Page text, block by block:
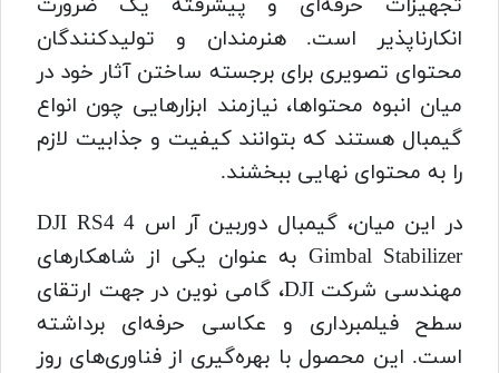
انکارناپذیر است. هنرمندان و تولیدکنندگان
محتوای تصویری برای برجسته ساختن آثار خود در
میان انبوه محتواها، نیازمند ابزارهایی چون انواع
گیمبال هستند که بتوانند کیفیت و جذابیت لازم
را به محتوای نهایی ببخشند.
در این میان، گیمبال دوربین آر اس 4 DJI RS4
Gimbal Stabilizer به عنوان یکی از شاهکارهای
مهندسی شرکت DJI، گامی نوین در جهت ارتقای
سطح فیلمبرداری و عکاسی حرفه‌ای برداشته
است. این محصول با بهره‌گیری از فناوری‌های روز